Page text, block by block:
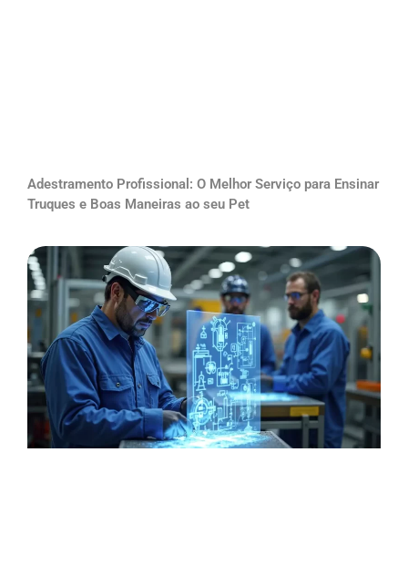
Adestramento Profissional: O Melhor Serviço para Ensinar
Truques e Boas Maneiras ao seu Pet